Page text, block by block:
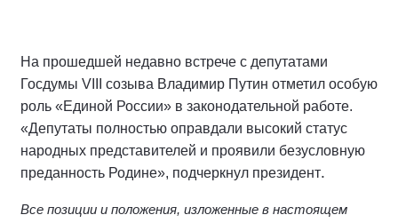
На прошедшей недавно встрече с депутатами
Госдумы VIII созыва Владимир Путин отметил особую
роль «Единой России» в законодательной работе.
«Депутаты полностью оправдали высокий статус
народных представителей и проявили безусловную
преданность Родине», подчеркнул президент.
Все позиции и положения, изложенные в настоящем